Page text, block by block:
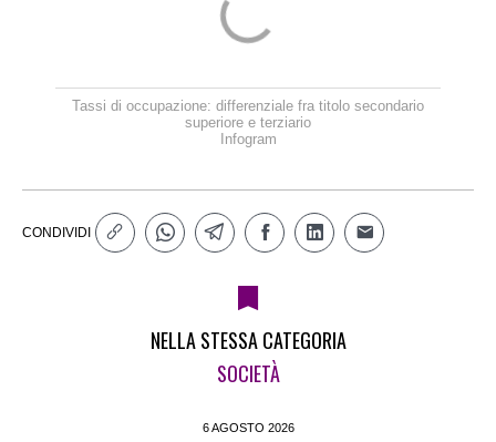
Tassi di occupazione: differenziale fra titolo secondario
superiore e terziario
Infogram
CONDIVIDI
NELLA STESSA CATEGORIA
SOCIETÀ
6 AGOSTO 2026